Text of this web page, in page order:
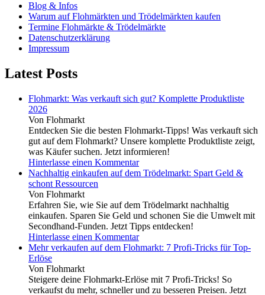
Blog & Infos
Warum auf Flohmärkten und Trödelmärkten kaufen
Termine Flohmärkte & Trödelmärkte
Datenschutzerklärung
Impressum
Latest Posts
Flohmarkt: Was verkauft sich gut? Komplette Produktliste
2026
Von Flohmarkt
Entdecken Sie die besten Flohmarkt-Tipps! Was verkauft sich
gut auf dem Flohmarkt? Unsere komplette Produktliste zeigt,
was Käufer suchen. Jetzt informieren!
Hinterlasse einen Kommentar
Nachhaltig einkaufen auf dem Trödelmarkt: Spart Geld &
schont Ressourcen
Von Flohmarkt
Erfahren Sie, wie Sie auf dem Trödelmarkt nachhaltig
einkaufen. Sparen Sie Geld und schonen Sie die Umwelt mit
Secondhand-Funden. Jetzt Tipps entdecken!
Hinterlasse einen Kommentar
Mehr verkaufen auf dem Flohmarkt: 7 Profi-Tricks für Top-
Erlöse
Von Flohmarkt
Steigere deine Flohmarkt-Erlöse mit 7 Profi-Tricks! So
verkaufst du mehr, schneller und zu besseren Preisen. Jetzt